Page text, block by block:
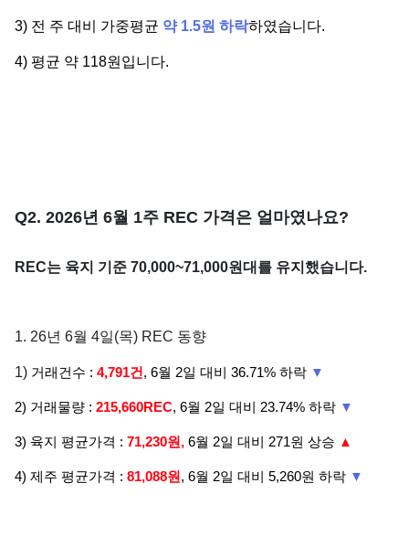
3) 전 주 대비 가중평균 약 1.5원 하락하였습니다.
4) 평균 약 118원입니다.
Q2. 2026년 6월 1주 REC 가격은 얼마였나요?
REC는 육지 기준 70,000~71,000원대를 유지했습니다.
1. 26년 6월 4일(목) REC 동향
1) 거래건수 : 4,791건, 6월 2일 대비 36.71% 하락 ▼
2) 거래물량 : 215,660REC, 6월 2일 대비 23.74% 하락 ▼
3) 육지 평균가격 : 71,230원, 6월 2일 대비 271원 상승 ▲
4) 제주 평균가격 : 81,088원, 6월 2일 대비 5,260원 하락 ▼